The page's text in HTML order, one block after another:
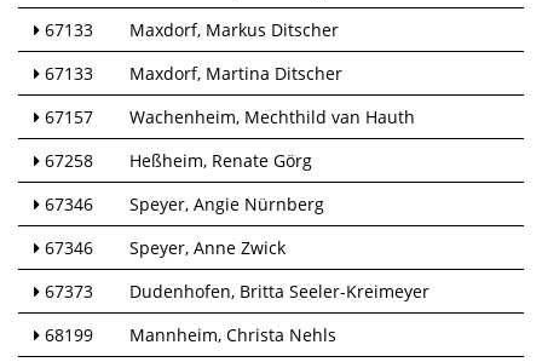
67133
Maxdorf Markus Ditscher
67133
Maxdorf Martina Ditscher
67157
Wachenheim Mechthild van Hauth
67258
Heßheim Renate Görg
67346
Speyer Angie Nürnberg
67346
Speyer Anne Zwick
67373
Dudenhofen Britta Seeler-Kreimeyer
68199
Mannheim Christa Nehls